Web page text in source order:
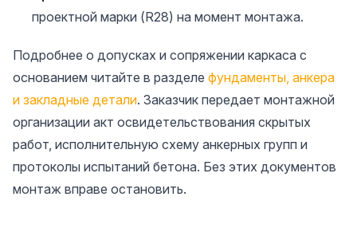
проектной марки (R28) на момент монтажа.
Подробнее о допусках и сопряжении каркаса с
основанием читайте в разделе фундаменты, анкера
и закладные детали. Заказчик передает монтажной
организации акт освидетельствования скрытых
работ, исполнительную схему анкерных групп и
протоколы испытаний бетона. Без этих документов
монтаж вправе остановить.